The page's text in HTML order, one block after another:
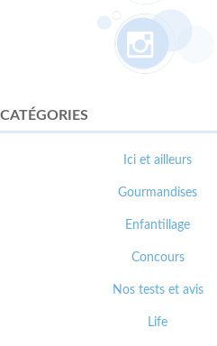
CATÉGORIES
Ici et ailleurs
Gourmandises
Enfantillage
Concours
Nos tests et avis
Life